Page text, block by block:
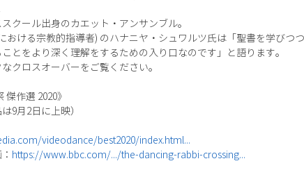
クール出身のカエット・アンサンブル。
おける宗教的指導者) のハナニヤ・シュワルツ氏は「聖書を学びつ
とをより深く理解をするための入り口なのです」と語ります。
クロスオーバーをご覧ください。
作選 2020》
9月2日に上映）
videodance/best2020/index.html...
https://www.bbc.com/.../the-dancing-rabbi-crossing...